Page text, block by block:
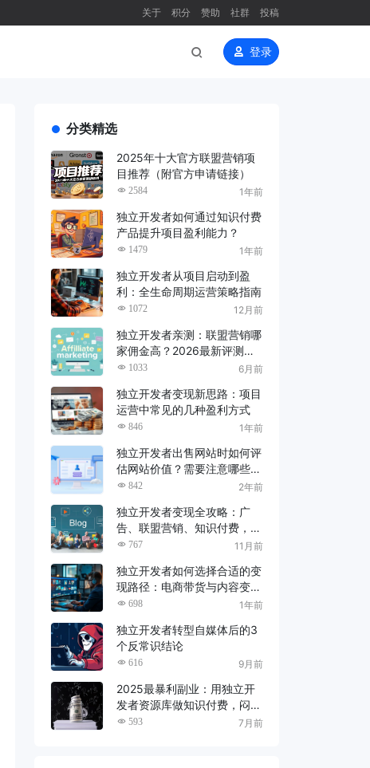
关于 积分 赞助 社群 投稿
登录
分类精选
2025年十大官方联盟营销项
目推荐（附官方申请链接）
2584 1年前
独立开发者如何通过知识付费
产品提升项目盈利能力？
1479 1年前
独立开发者从项目启动到盈
利：全生命周期运营策略指南
1072 12月前
独立开发者亲测：联盟营销哪
家佣金高？2026最新评测来
了！1033 6月前
独立开发者变现新思路：项目
运营中常见的几种盈利方式
846 1年前
独立开发者出售网站时如何评
估网站价值？需要注意哪些问
题？
842 2年前
独立开发者变现全攻略：广
告、联盟营销、知识付费，哪
种最适合你？
767 11月前
独立开发者如何选择合适的变
现路径：电商带货与内容变现
策略解析
698 1年前
独立开发者转型自媒体后的3
个反常识结论
616 9月前
2025最暴利副业：用独立开
发者资源库做知识付费，闷声
发大财的5个方案
593 7月前